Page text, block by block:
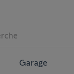
Garage